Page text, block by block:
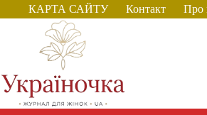
Перейти
до
КАРТА САЙТУ Контакт Про